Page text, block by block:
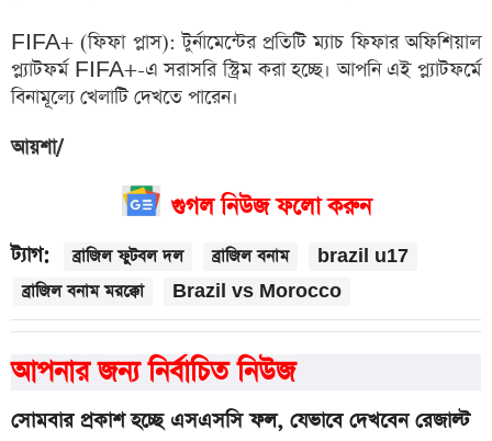
FIFA+ (ফিফা প্লাস): টুর্নামেন্টের প্রতিটি ম্যাচ ফিফার অফিশিয়াল
প্ল্যাটফর্ম FIFA+-এ সরাসরি স্ট্রিম করা হচ্ছে। আপনি এই প্ল্যাটফর্মে
বিনামূল্যে খেলাটি দেখতে পারেন।
আয়শা/
গুগল নিউজ ফলো করুন
ট্যাগ: ব্রাজিল ফুটবল দল ব্রাজিল বনাম
brazil u17
ব্রাজিল বনাম মরক্কো
Brazil vs Morocco
আপনার জন্য নির্বাচিত নিউজ
সোমবার প্রকাশ হচ্ছে এসএসসি ফল, যেভাবে দেখবেন রেজাল্ট